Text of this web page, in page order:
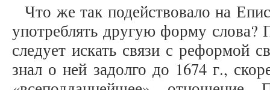
Что же так подействовало на
употреблять другую форму
следует искать связи с реформой
знал о ней задолго до 1674 г.,